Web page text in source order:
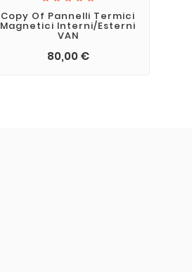
Copy Of Pannelli Termici
Magnetici Interni/Esterni
VAN
80,00 €